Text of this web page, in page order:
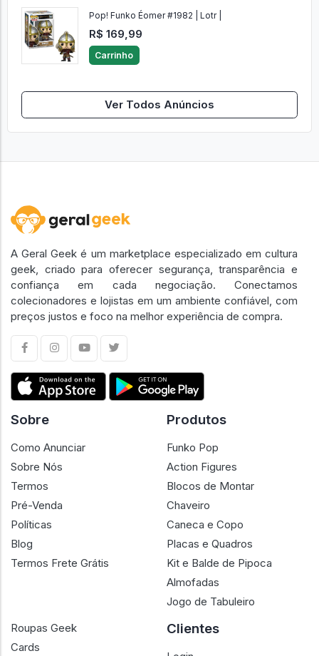
Pop! Funko Éomer #1982 | Lotr |
R$ 169,99
Carrinho
Ver Todos Anúncios
A Geral Geek é um marketplace especializado em cultura
geek, criado para oferecer segurança, transparência e
confiança em cada negociação. Conectamos
colecionadores e lojistas em um ambiente confiável, com
preços justos e foco na melhor experiência de compra.
Sobre
Como Anunciar
Sobre Nós
Termos
Pré-Venda
Políticas
Blog
Termos Frete Grátis
Produtos
Funko Pop
Action Figures
Blocos de Montar
Chaveiro
Caneca e Copo
Placas e Quadros
Kit e Balde de Pipoca
Almofadas
Jogo de Tabuleiro
Roupas Geek
Cards
Clientes